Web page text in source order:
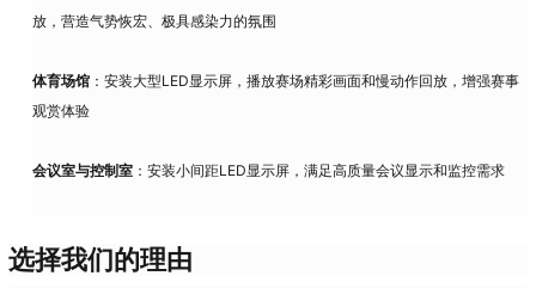
放，营造气势恢宏、极具感染力的氛围
体育场馆：安装大型LED显示屏，播放赛场精彩画面和慢动作回放，增强赛事
观赏体验
会议室与控制室：安装小间距LED显示屏，满足高质量会议显示和监控需求
选择我们的理由